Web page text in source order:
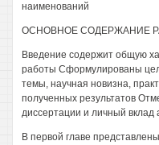
наименований
ОСНОВНОЕ СОДЕРЖАНИЕ
Введение содержит общую
работы Сформулированы
темы, научная новизна,
полученных результатов
диссертации и личный вклад
В первой главе